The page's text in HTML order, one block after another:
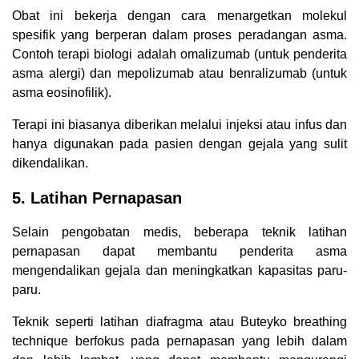
Obat ini bekerja dengan cara menargetkan molekul
spesifik yang berperan dalam proses peradangan asma.
Contoh terapi biologi adalah omalizumab (untuk penderita
asma alergi) dan mepolizumab atau benralizumab (untuk
asma eosinofilik).
Terapi ini biasanya diberikan melalui injeksi atau infus dan
hanya digunakan pada pasien dengan gejala yang sulit
dikendalikan.
5. Latihan Pernapasan
Selain pengobatan medis, beberapa teknik latihan
pernapasan dapat membantu penderita asma
mengendalikan gejala dan meningkatkan kapasitas paru-
paru.
Teknik seperti latihan diafragma atau Buteyko breathing
technique berfokus pada pernapasan yang lebih dalam